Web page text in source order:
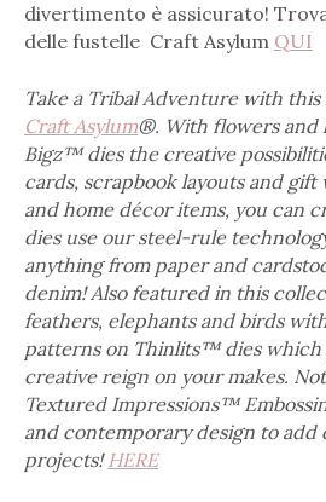
divertimento è assicurato!
delle fustelle Craft Asylum QUI
Take a Tribal Adventure with
Craft Asylum®. With flowers and
Bigz™ dies the creative
cards, scrapbook layouts and
and home décor items, you can
dies use our steel-rule
anything from paper and
denim! Also featured in this
feathers, elephants and birds
patterns on Thinlits™ dies which
creative reign on your makes.
Textured Impressions™
and contemporary design to add
projects!HERE